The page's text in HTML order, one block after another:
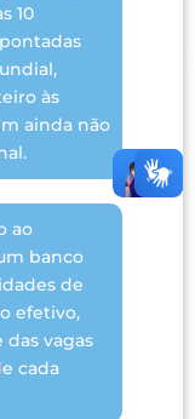
10
às
ainda não
ao
banco
de
efetivo,
vagas
cada